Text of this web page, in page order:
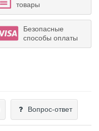
товары
Безопасные
способы оплаты
Вопрос-ответ